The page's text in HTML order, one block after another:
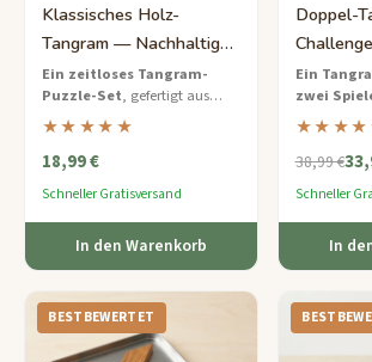
Klassisches Holz-
Tangram — Nachhaltiges
7-Teile-Puzzle-Set
Ein zeitloses Tangram-
Puzzle-Set, gefertigt aus
umweltfreundlichem Bambus
mit über 200
Formherausforderungen in
Papier.
★★★★★
18,99 €
Schneller Gratisversand
In den Warenkorb
Doppel-
Ein
zwei
und
Timer und
38,99 €
Schneller
In
BESTBEWERTET